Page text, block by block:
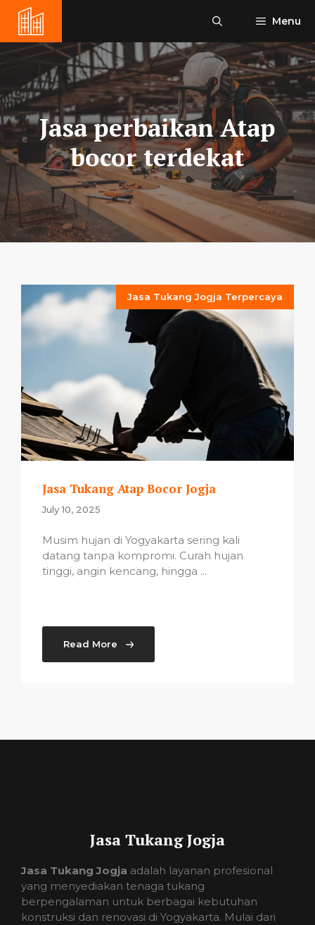
content
Menu
Jasa perbaikan Atap
bocor terdekat
Jasa Tukang Jogja Terpercaya
Jasa Tukang Atap Bocor Jogja
July 10, 2025
Musim hujan di Yogyakarta sering kali
datang tanpa kompromi. Curah hujan
tinggi, angin kencang, hingga ...
Read More
Jasa Tukang Jogja
Jasa Tukang Jogja adalah layanan profesional
yang menyediakan tenaga tukang
berpengalaman untuk berbagai kebutuhan
konstruksi dan renovasi di Yogyakarta. Mulai dari